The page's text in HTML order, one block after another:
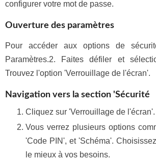
configurer votre mot de passe.
Ouverture des paramètres
Pour accéder aux options de
Paramètres.2. Faites défiler et
Trouvez l'option 'Verrouillage de l'écran'.
Navigation vers la section 'Sécurité
Cliquez sur 'Verrouillage de l'écran'.
Vous verrez plusieurs options
'Code PIN', et 'Schéma'.
le mieux à vos besoins.